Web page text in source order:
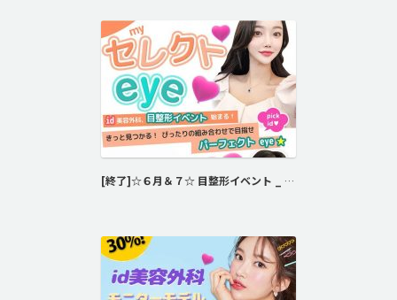
[終了]☆６月＆７☆ 目整形イベント _ セレクトeye♡(｡☌ᴗ☌｡)♡